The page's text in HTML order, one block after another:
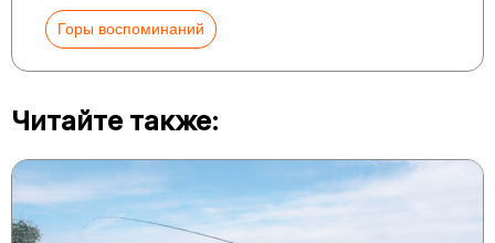
Горы воспоминаний
Читайте также: